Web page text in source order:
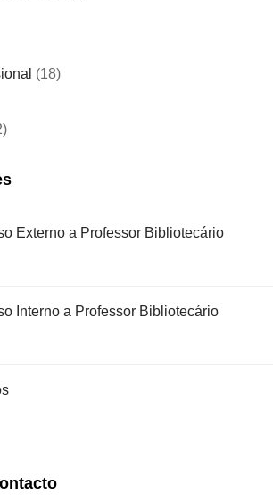
(18)
Externo a Professor Bibliotecário
Interno a Professor Bibliotecário